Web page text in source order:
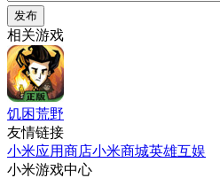
发布
相关游戏
饥困荒野
友情链接
小米应用商店小米商城英雄互娱
小米游戏中心